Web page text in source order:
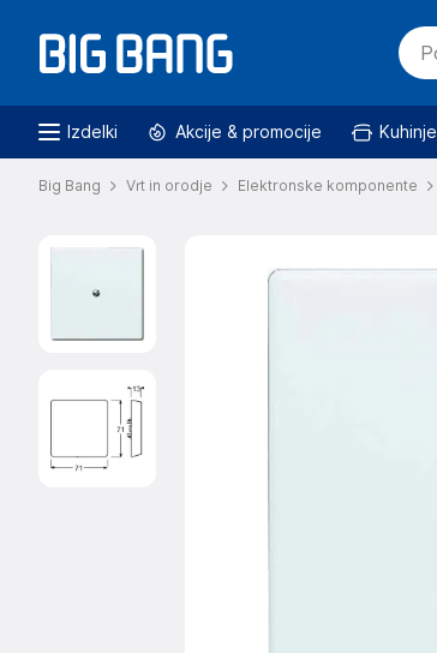
Izdelki Akcije & promocije Kuhinje
Big Bang Vrt in orodje Elektronske komponente